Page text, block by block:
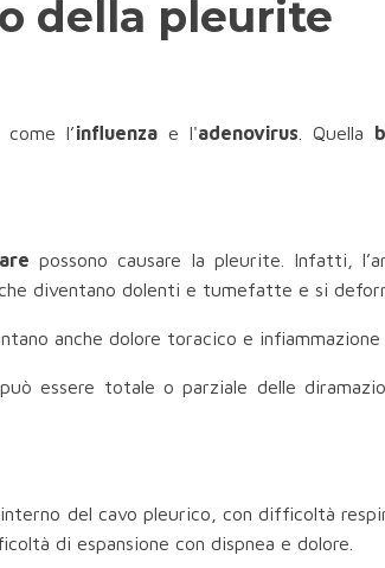
della pleurite
, come l’influenzae l'adenovirus . Quella
possono causare la pleurite. Infatti,
diventano dolenti e tumefatte e si
anche dolore toracico e infiammazione
essere totale o parziale delle
del cavo pleurico, con difficoltà
di espansione con dispnea e dolore.